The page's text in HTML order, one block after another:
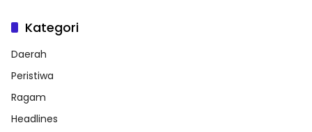
Kategori
Daerah
Peristiwa
Ragam
Headlines